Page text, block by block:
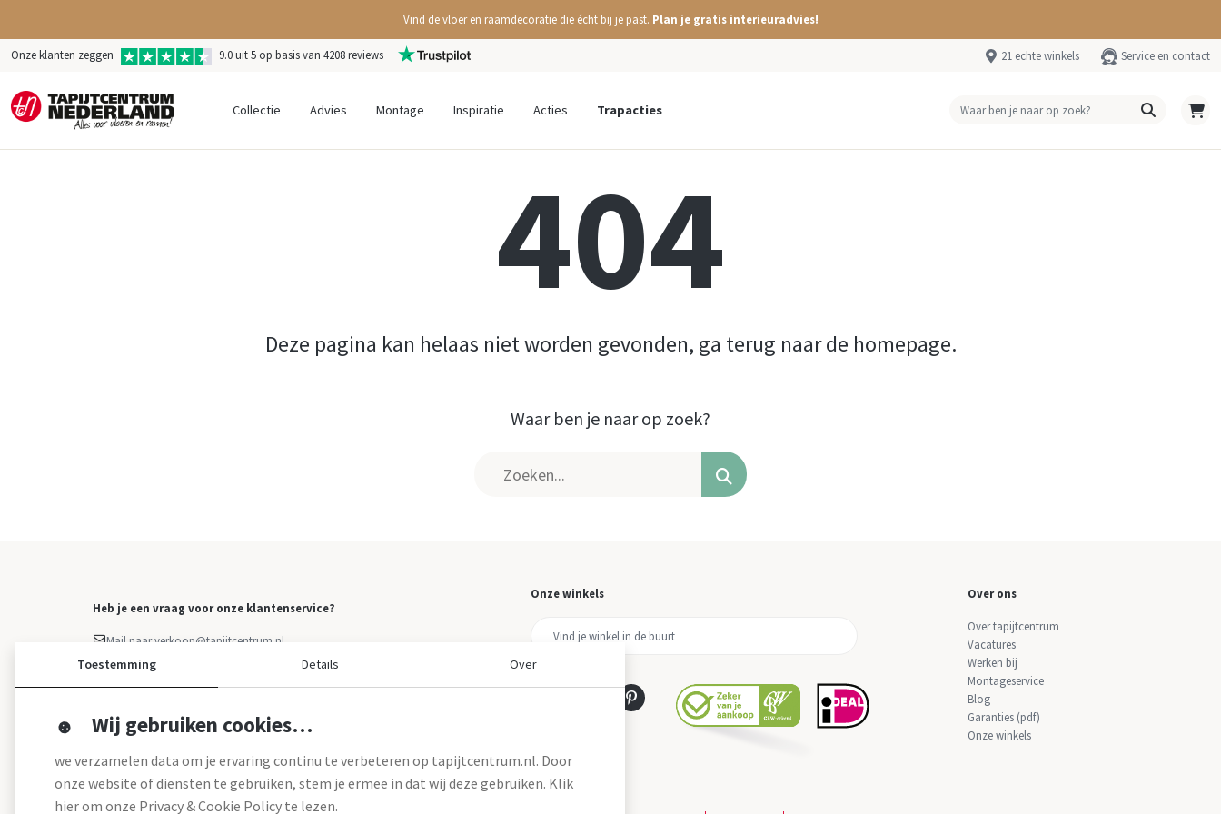
Vind de vloer en raamdecoratie die écht bij je past. Plan je gratis interieuradvies!
Onze klanten zeggen 9.0 uit 5 op basis van 4208 reviews 21 echte winkels Service en contact
Collectie Advies Montage Inspiratie Acties Trapacties
404
Deze pagina kan helaas niet worden gevonden, ga terug naar de homepage.
Waar ben je naar op zoek?
Heb je een vraag voor onze klantenservice?
Mail naar verkoop@tapijtcentrum.nl
Facebook Messenger
Onze winkels Over ons
Over tapijtcentrum
Vacatures
Werken bij
Montageservice
Blog
Garanties (pdf)
Onze winkels
Toestemming Details Over
Wij gebruiken cookies…
we verzamelen data om je ervaring continu te verbeteren op tapijtcentrum.nl. Door
onze website of diensten te gebruiken, stem je ermee in dat wij deze gebruiken. Klik
hier om onze Privacy & Cookie Policy te lezen.